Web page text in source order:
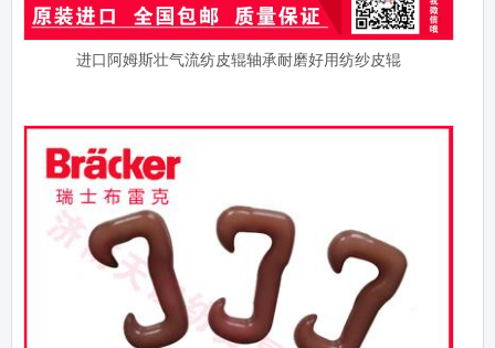
进口阿姆斯壮气流纺皮辊轴承耐磨好用纺纱皮辊